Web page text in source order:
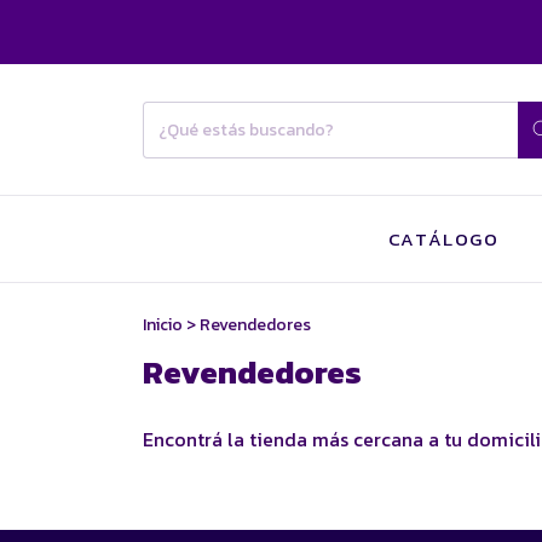
CATÁLOGO
Inicio >Revendedores
Revendedores
Encontrá la tienda más cercana a tu